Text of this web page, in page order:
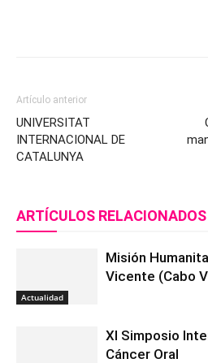
Artículo anterior
UNIVERSITAT
INTERNACIONAL DE
CATALUNYA
ARTÍCULOS RELACIONADOS
Actualidad
Misión
Vicente (Cabo
XI Simposio
Cáncer Oral